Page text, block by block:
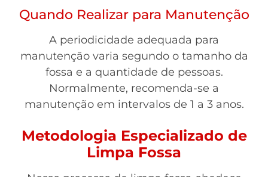
Quando Realizar para Manutenção
A periodicidade adequada para
manutenção varia segundo o tamanho da
fossa e a quantidade de pessoas.
Normalmente, recomenda-se a
manutenção em intervalos de 1 a 3 anos.
Metodologia Especializado de
Limpa Fossa